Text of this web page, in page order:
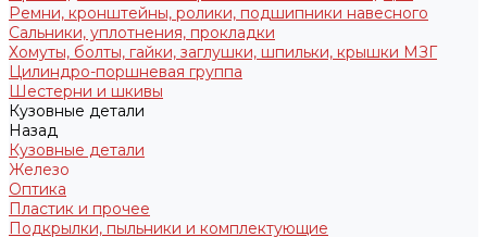
Ремни, кронштейны, ролики, подшипники навесного
Сальники, уплотнения, прокладки
Хомуты, болты, гайки, заглушки, шпильки, крышки МЗГ
Цилиндро-поршневая группа
Шестерни и шкивы
Кузовные детали
Назад
Кузовные детали
Железо
Оптика
Пластик и прочее
Подкрылки, пыльники и комплектующие